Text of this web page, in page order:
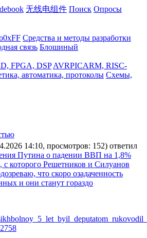
无线电组件 Поиск Опросы
0xFF Средства и методы разработки
связь Блошиный
FPGA, DSP AVRPICARM, RISC-
автоматика, протоколы Схемы,
14:10, просмотров: 152) ответил
Путина о падении ВВП на 1,8%
с которого Решетников и Силуанов
что скоро озадаченность
и они станут гораздо